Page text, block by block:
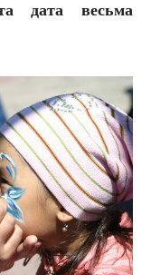
дата весьма